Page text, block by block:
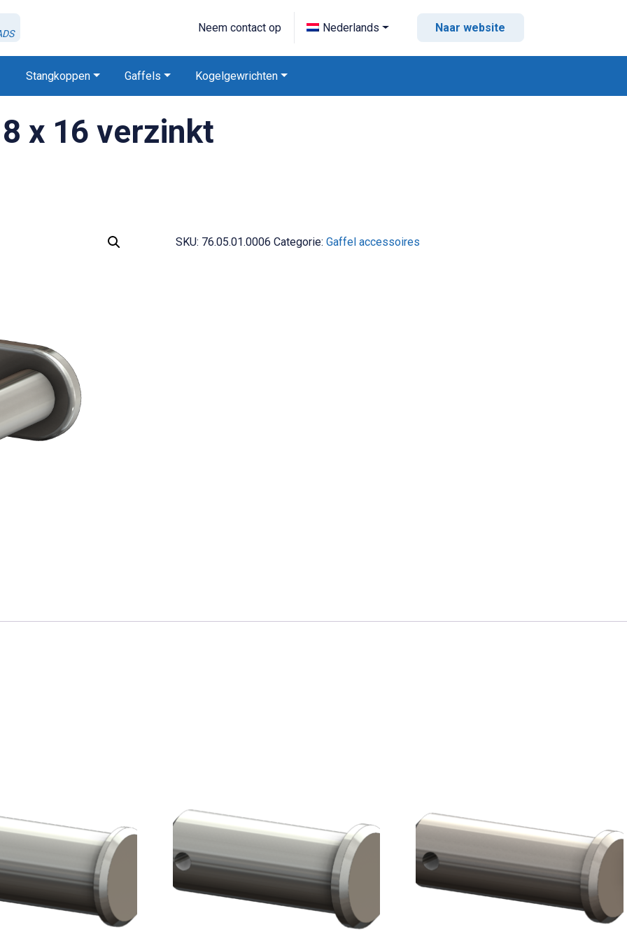
Neem contact op Nederlands Naar website
Stangkoppen Gaffels Kogelgewrichten
x 16 verzinkt
SKU: 76.05.01.0006 Categorie: Gaffel accessoires